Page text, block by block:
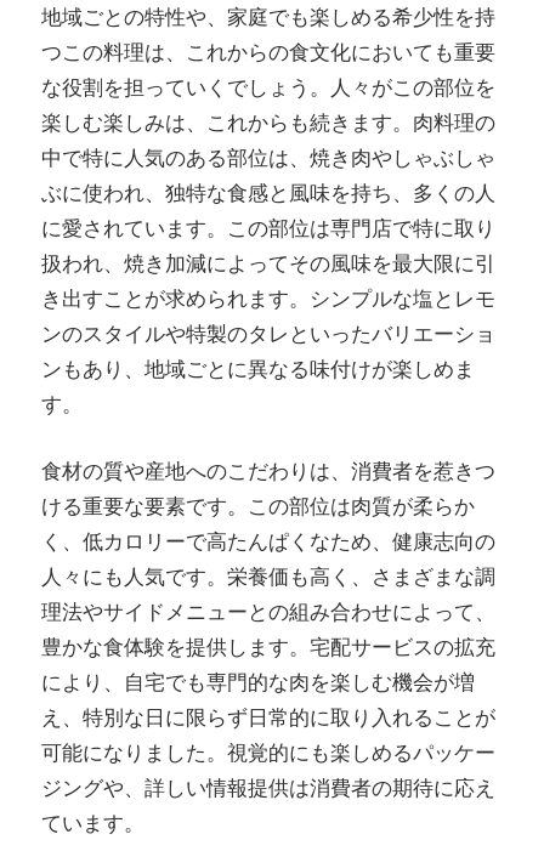
地域ごとの特性や、家庭でも楽しめる希少性を持
つこの料理は、これからの食文化においても重要
な役割を担っていくでしょう。人々がこの部位を
楽しむ楽しみは、これからも続きます。肉料理の
中で特に人気のある部位は、焼き肉やしゃぶしゃ
ぶに使われ、独特な食感と風味を持ち、多くの人
に愛されています。この部位は専門店で特に取り
扱われ、焼き加減によってその風味を最大限に引
き出すことが求められます。シンプルな塩とレモ
ンのスタイルや特製のタレといったバリエーショ
ンもあり、地域ごとに異なる味付けが楽しめま
す。
食材の質や産地へのこだわりは、消費者を惹きつ
ける重要な要素です。この部位は肉質が柔らか
く、低カロリーで高たんぱくなため、健康志向の
人々にも人気です。栄養価も高く、さまざまな調
理法やサイドメニューとの組み合わせによって、
豊かな食体験を提供します。宅配サービスの拡充
により、自宅でも専門的な肉を楽しむ機会が増
え、特別な日に限らず日常的に取り入れることが
可能になりました。視覚的にも楽しめるパッケー
ジングや、詳しい情報提供は消費者の期待に応え
ています。